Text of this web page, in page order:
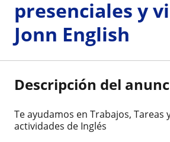
presenciales y
Jonn English
Descripción del
Te ayudamos en Trabajos, Tareas
actividades de Inglés